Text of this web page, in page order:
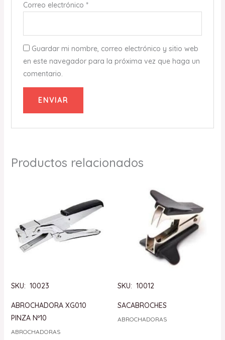
Correo electrónico *
Guardar mi nombre, correo electrónico y sitio web
en este navegador para la próxima vez que haga un
comentario.
Productos relacionados
SKU: 10023
ABROCHADORA XG010
PINZA Nº10
ABROCHADORAS
SKU: 10012
SACABROCHES
ABROCHADORAS